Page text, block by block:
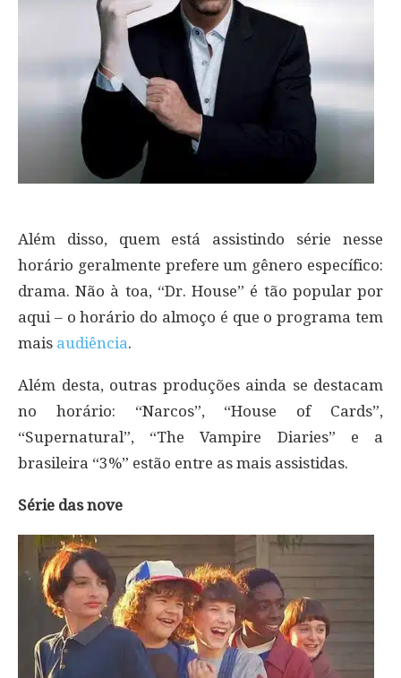
Além disso, quem está assistindo série nesse
horário geralmente prefere um gênero específico:
drama. Não à toa, “Dr. House” é tão popular por
aqui – o horário do almoço é que o programa tem
mais audiência.
Além desta, outras produções ainda se destacam
no horário: “Narcos”, “House of Cards”,
“Supernatural”, “The Vampire Diaries” e a
brasileira “3%” estão entre as mais assistidas.
Série das nove